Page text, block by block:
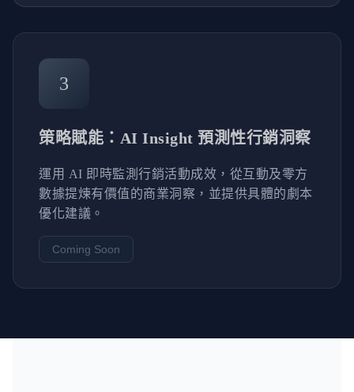
3
策略賦能：AI Insight 預測性行銷洞察
運用 AI 即時監測行銷活動成效，從互動及零方
數據提煉有價值的商業洞察，並提供具體的劇本
優化建議。
Coming Soon